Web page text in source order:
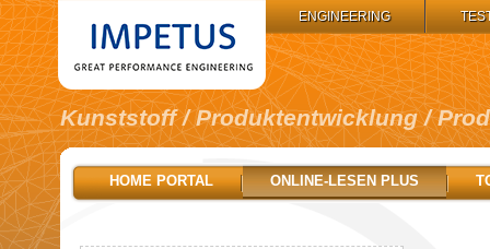
Kunststoff / Produktentwicklung /
HOME PORTAL ONLINE-LESEN PLUS
ENGINEERING